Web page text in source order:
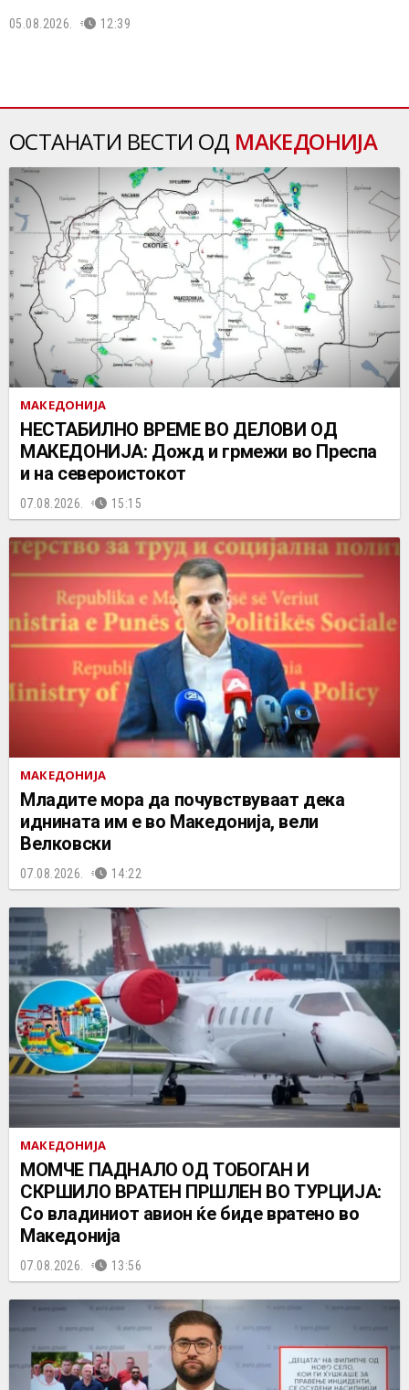
05.08.2026. 12:39
ОСТАНАТИ ВЕСТИ ОД МАКЕДОНИЈА
МАКЕДОНИЈА
НЕСТАБИЛНО ВРЕМЕ ВО ДЕЛОВИ ОД
МАКЕДОНИЈА: Дожд и грмежи во Преспа
и на североистокот
07.08.2026. 15:15
МАКЕДОНИЈА
Младите мора да почувствуваат дека
иднината им е во Македонија, вели
Велковски
07.08.2026. 14:22
МАКЕДОНИЈА
МОМЧЕ ПАДНАЛО ОД ТОБОГАН И
СКРШИЛО ВРАТЕН ПРШЛЕН ВО ТУРЦИЈА:
Со владиниот авион ќе биде вратено во
Македонија
07.08.2026. 13:56